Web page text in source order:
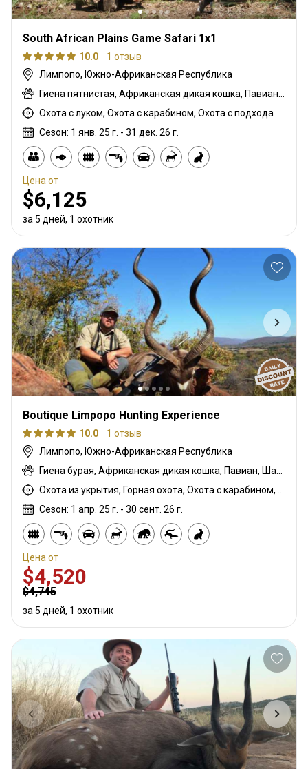
South African Plains Game Safari 1x1
10.0
1 отзыв
Лимпопо, Южно-Африканская Республика
Охота с луком, Охота с карабином, Охота с подхода
Сезон: 1 янв. 25 г. - 31 дек. 26 г.
Цена от
$6,125
за 5 дней, 1 охотник
Boutique Limpopo Hunting Experience
10.0
1 отзыв
Лимпопо, Южно-Африканская Республика
Гиена бурая, Африканская дикая кошка, Павиан, Шакал чепрачный, Гну голубой, Зебра саванная (Бурчеллова), Бушбок, Бушпиг (кустарниковая свинья), Буйвол африканский, Иланд капский, Каракал, Цивета, Блесбок, Дукер кустарниковый, Крокодил, Орикс, Генет, Жираф, Бегемот, Медовый барсук, Импала, Антилопа прыгун, Куду, Редунка горный, Ньяла, Страус, Дикобраз, Южноафриканский Конгони, Роан, Соболь, Стенбок, Сассаби, Верветка, Бородавочник, Козёл водный, Бонтбок белый
Охота из укрытия, Горная охота, Охота с карабином, Охота с подхода
Сезон: 1 апр. 25 г. - 30 сент. 26 г.
Цена от
$4,520
$4,745
за 5 дней, 1 охотник